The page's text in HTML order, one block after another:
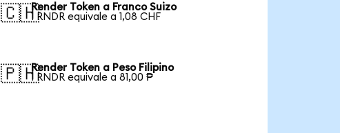
🇨🇭Render Token a Franco Suizo
1 RNDR equivale a 1,08 CHF
🇵🇭Render Token a Peso Filipino
1 RNDR equivale a 81,00 ₱